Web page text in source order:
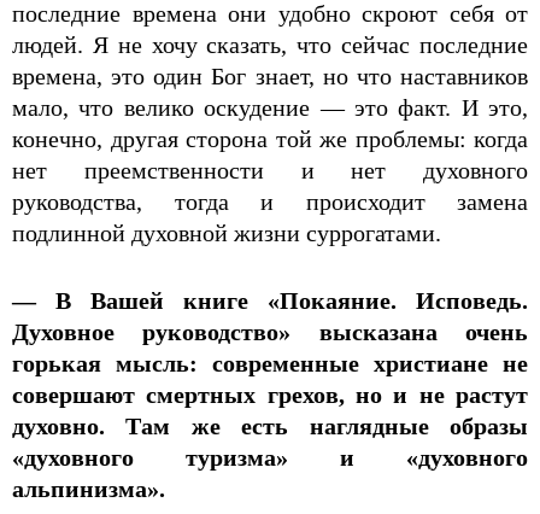
последние времена они удобно скроют себя от
людей. Я не хочу сказать, что сейчас последние
времена, это один Бог знает, но что наставников
мало, что велико оскудение — это факт. И это,
конечно, другая сторона той же проблемы: когда
нет преемственности и нет духовного
руководства, тогда и происходит замена
подлинной духовной жизни суррогатами.
— В Вашей книге «Покаяние. Исповедь.
Духовное руководство» высказана очень
горькая мысль: современные христиане не
совершают смертных грехов, но и не растут
духовно. Там же есть наглядные образы
«духовного туризма» и «духовного
альпинизма».